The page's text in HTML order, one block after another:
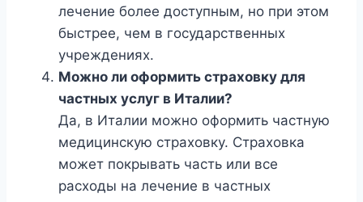
лечение более доступным, но при этом
быстрее, чем в государственных
учреждениях.
Можно ли оформить страховку для
частных услуг в Италии?
Да, в Италии можно оформить частную
медицинскую страховку. Страховка
может покрывать часть или все
расходы на лечение в частных